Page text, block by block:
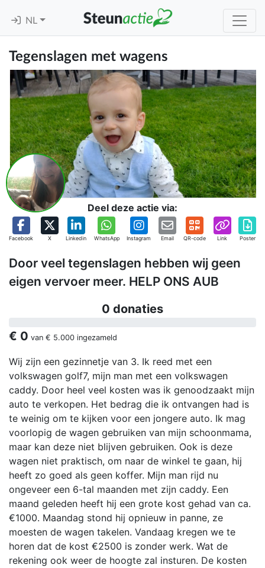
NL
Tegenslagen met wagens
Deel deze actie via:
Facebook X Linkedin WhatsApp Instagram Email QR-code Link Poster
Door veel tegenslagen hebben wij geen
eigen vervoer meer. HELP ONS AUB
0 donaties
€ 0 van € 5.000 ingezameld
Wij zijn een gezinnetje van 3. Ik reed met een
volkswagen golf7, mijn man met een volkswagen
caddy. Door heel veel kosten was ik genoodzaakt mijn
auto te verkopen. Het bedrag die ik ontvangen had is
te weinig om te kijken voor een jongere auto. Ik mag
voorlopig de wagen gebruiken van mijn schoonmama,
maar kan deze niet blijven gebruiken. Ook is deze
wagen niet praktisch, om naar de winkel te gaan, hij
heeft zo goed als geen koffer. Mijn man rijd nu
ongeveer een 6-tal maanden met zijn caddy. Een
maand geleden heeft hij een grote kost gehad van ca.
€1000. Maandag stond hij opnieuw in panne, ze
moesten de wagen takelen. Vandaag kregen we te
horen dat de kost €2500 is zonder werk. Wat de
rekening ook weer de hoogte zal insturen. De kosten